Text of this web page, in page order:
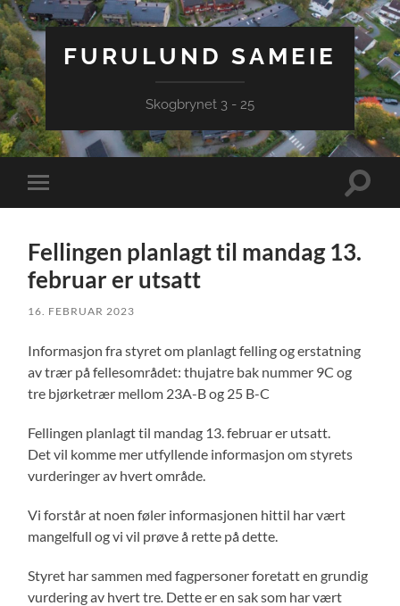
FURULUND SAMEIE
Skogbrynet 3 - 25
Veksle
mobilmeny
Veksle
Fellingen planlagt til mandag 13.
februar er utsatt
16. FEBRUAR 2023
Informasjon fra styret om planlagt felling og erstatning
av trær på fellesområdet: thujatre bak nummer 9C og
tre bjørketrær mellom 23A-B og 25 B-C
Fellingen planlagt til mandag 13. februar er utsatt.
Det vil komme mer utfyllende informasjon om styrets
vurderinger av hvert område.
Vi forstår at noen føler informasjonen hittil har vært
mangelfull og vi vil prøve å rette på dette.
Styret har sammen med fagpersoner foretatt en grundig
vurdering av hvert tre Dette er en sak som har vært